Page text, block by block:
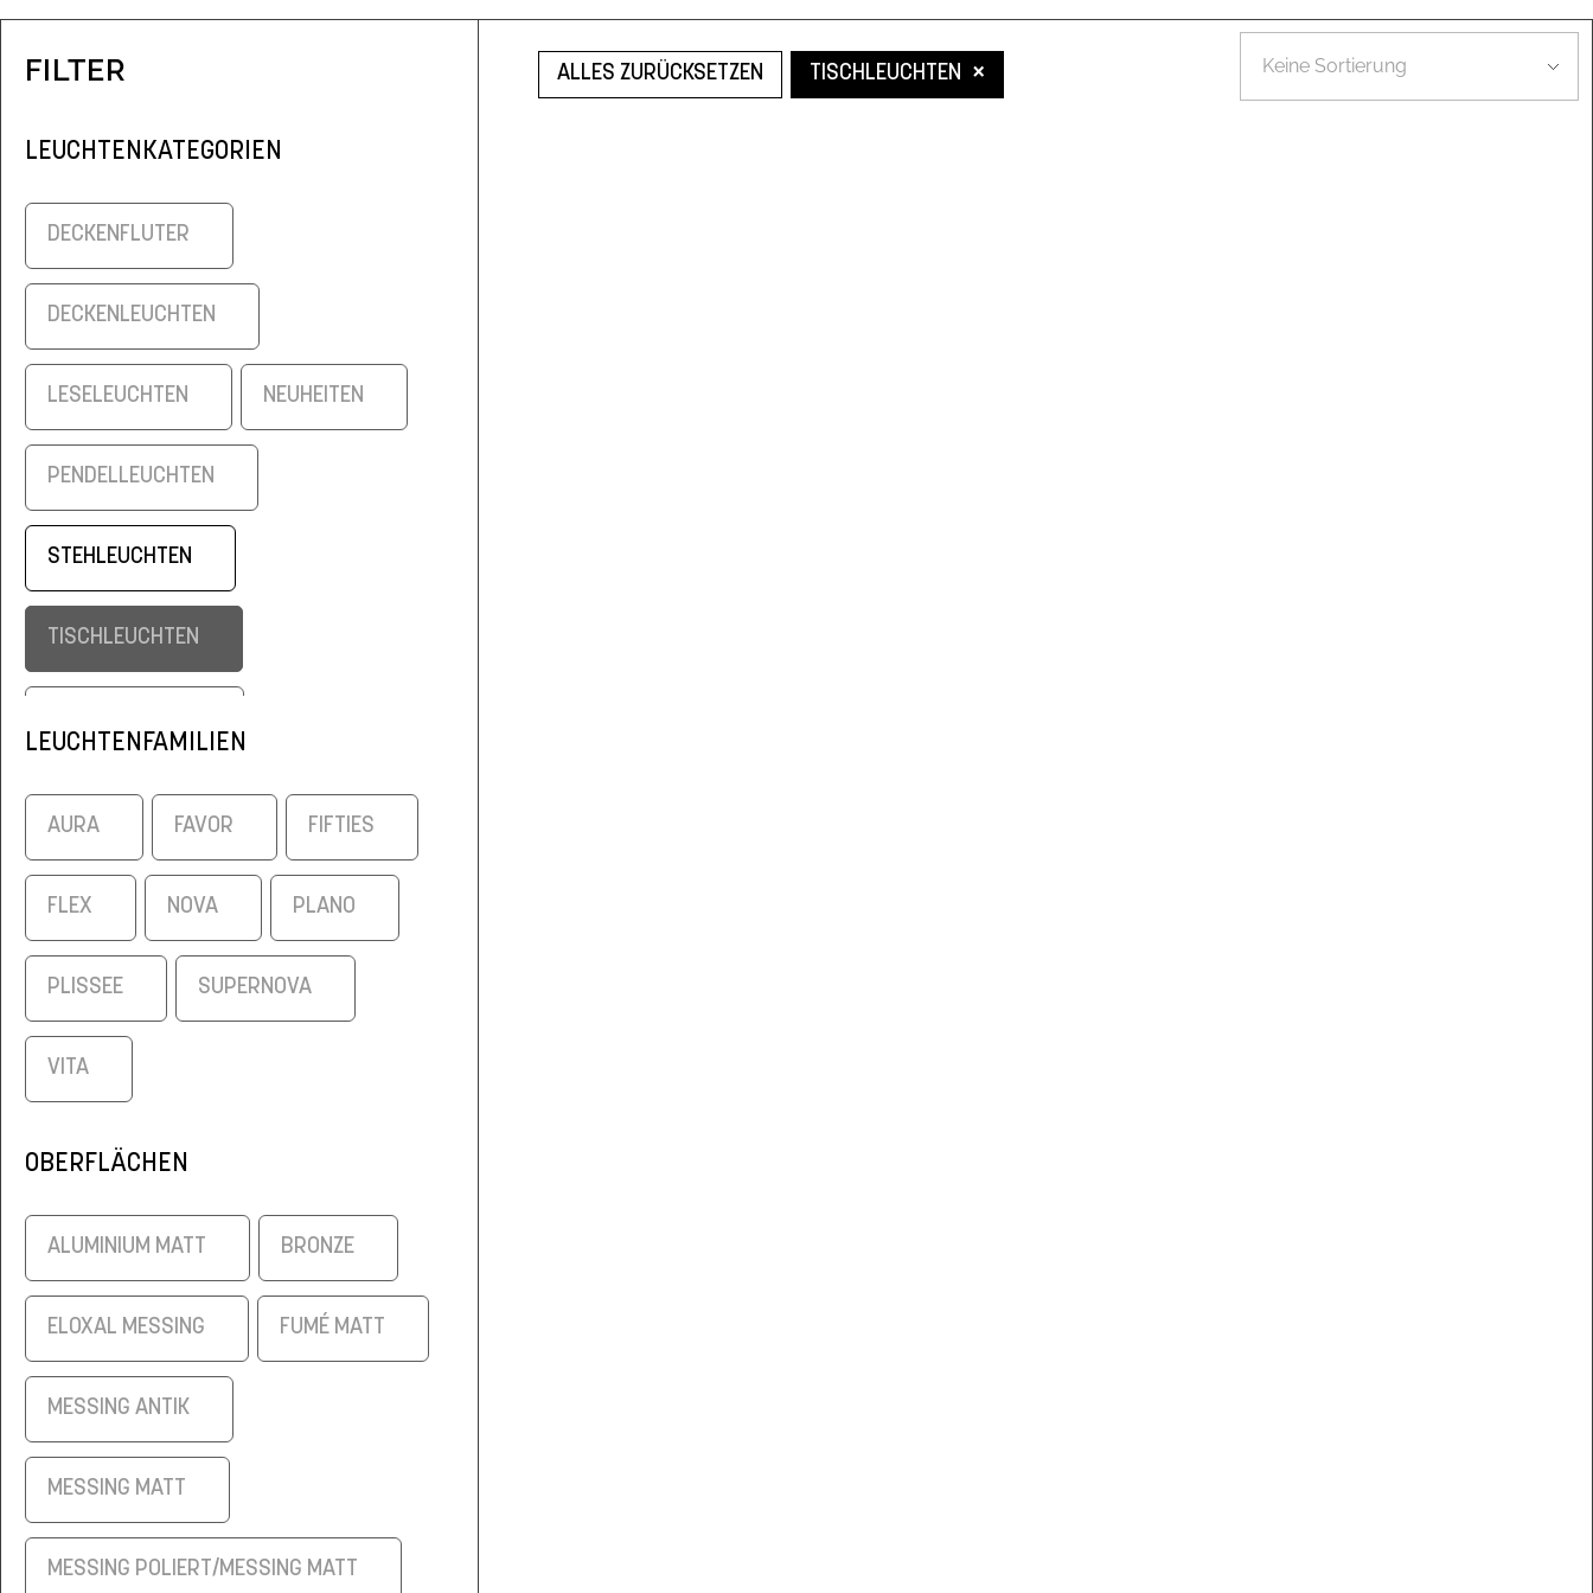
FILTER
LEUCHTENKATEGORIEN
DECKENFLUTER
DECKENLEUCHTEN
LESELEUCHTEN NEUHEITEN
PENDELLEUCHTEN
STEHLEUCHTEN
TISCHLEUCHTEN
LEUCHTENFAMILIEN
AURA FAVOR FIFTIES
FLEX NOVA PLANO
PLISSEE SUPERNOVA
VITA
OBERFLÄCHEN
ALUMINIUM MATT BRONZE
ELOXAL MESSING FUMÉ MATT
MESSING ANTIK
MESSING MATT
MESSING POLIERT/MESSING MATT
ALLES ZURÜCKSETZEN TISCHLEUCHTEN ×